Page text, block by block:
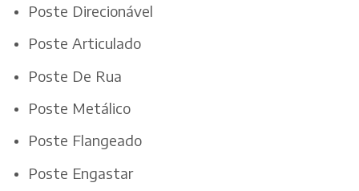
Poste Direcionável
Poste Articulado
Poste De Rua
Poste Metálico
Poste Flangeado
Poste Engastar